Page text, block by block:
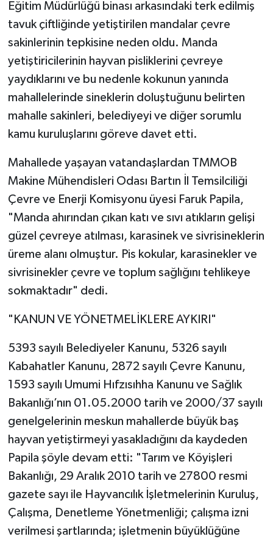
Eğitim Müdürlüğü binası arkasındaki terk edilmiş
tavuk çiftliğinde yetiştirilen mandalar çevre
sakinlerinin tepkisine neden oldu. Manda
yetiştiricilerinin hayvan pisliklerini çevreye
yaydıklarını ve bu nedenle kokunun yanında
mahallelerinde sineklerin doluştuğunu belirten
mahalle sakinleri, belediyeyi ve diğer sorumlu
kamu kuruluşlarını göreve davet etti.
Mahallede yaşayan vatandaşlardan TMMOB
Makine Mühendisleri Odası Bartın İl Temsilciliği
Çevre ve Enerji Komisyonu üyesi Faruk Papila,
"Manda ahırından çıkan katı ve sıvı atıkların gelişi
güzel çevreye atılması, karasinek ve sivrisineklerin
üreme alanı olmuştur. Pis kokular, karasinekler ve
sivrisinekler çevre ve toplum sağlığını tehlikeye
sokmaktadır" dedi.
"KANUN VE YÖNETMELİKLERE AYKIRI"
5393 sayılı Belediyeler Kanunu, 5326 sayılı
Kabahatler Kanunu, 2872 sayılı Çevre Kanunu,
1593 sayılı Umumi Hıfzısıhha Kanunu ve Sağlık
Bakanlığı’nın 01.05.2000 tarih ve 2000/37 sayılı
genelgelerinin meskun mahallerde büyük baş
hayvan yetiştirmeyi yasakladığını da kaydeden
Papila şöyle devam etti: "Tarım ve Köyişleri
Bakanlığı, 29 Aralık 2010 tarih ve 27800 resmi
gazete sayı ile Hayvancılık İşletmelerinin Kuruluş,
Çalışma, Denetleme Yönetmenliği; çalışma izni
verilmesi şartlarında; işletmenin büyüklüğüne